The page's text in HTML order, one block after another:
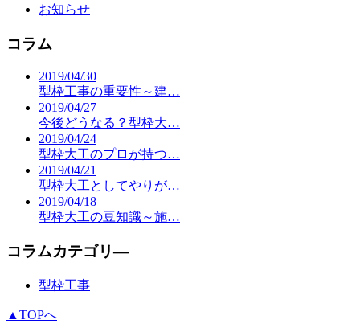
お知らせ
コラム
2019/04/30
型枠工事の重要性～建…
2019/04/27
今後どうなる？型枠大…
2019/04/24
型枠大工のプロが持つ…
2019/04/21
型枠大工としてやりが…
2019/04/18
型枠大工の豆知識～施…
コラムカテゴリ―
型枠工事
▲TOPへ